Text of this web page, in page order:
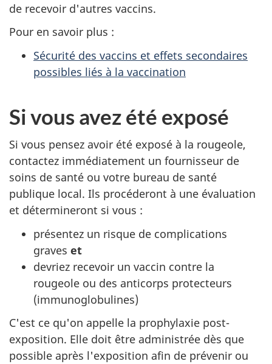
de recevoir d'autres vaccins.
Pour en savoir plus :
Sécurité des vaccins et effets secondaires
possibles liés à la vaccination
Si vous avez été exposé
Si vous pensez avoir été exposé à la rougeole,
contactez immédiatement un fournisseur de
soins de santé ou votre bureau de santé
publique local. Ils procéderont à une évaluation
et détermineront si vous :
présentez un risque de complications
graves et
devriez recevoir un vaccin contre la
rougeole ou des anticorps protecteurs
(immunoglobulines)
C'est ce qu'on appelle la prophylaxie post-
exposition. Elle doit être administrée dès que
possible après l'exposition afin de prévenir ou